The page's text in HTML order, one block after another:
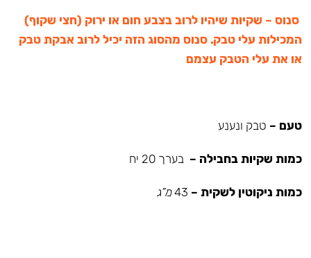
סנוס – שקיות שיהיו לרוב בצבע חום או ירוק (חצי שקוף)
המכילות עלי טבק. סנוס מהסוג הזה יכיל לרוב אבקת טבק
או את עלי הטבק עצמם
טעם – טבק ונענע
כמות שקיות בחבילה – בערך 20 יח
כמות ניקוטין לשקית – מ”ג